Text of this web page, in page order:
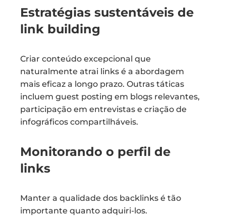
Estratégias sustentáveis de
link building
Criar conteúdo excepcional que
naturalmente atrai links é a abordagem
mais eficaz a longo prazo. Outras táticas
incluem guest posting em blogs relevantes,
participação em entrevistas e criação de
infográficos compartilháveis.
Monitorando o perfil de
links
Manter a qualidade dos backlinks é tão
importante quanto adquiri-los.